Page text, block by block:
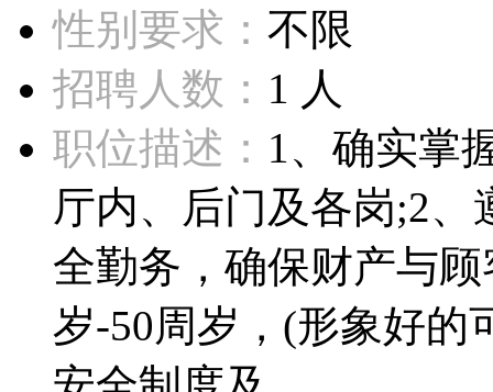
性别要求： 不限
招聘人数： 1 人
职位描述： 1、确实掌
厅内、后门及各岗;2
全勤务，确保财产与
岁-50周岁，(形象好的